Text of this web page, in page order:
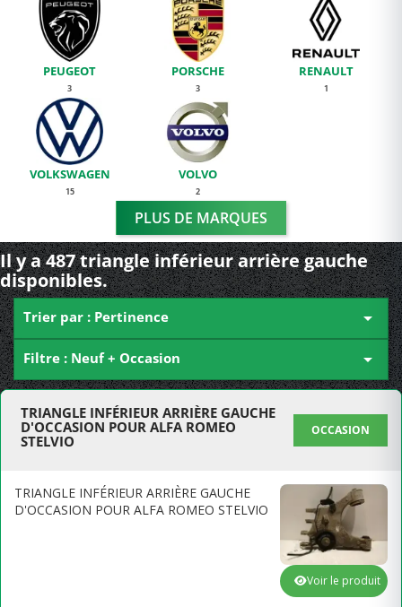
PEUGEOT
3
PORSCHE
3
RENAULT
1
VOLKSWAGEN
15
VOLVO
2
PLUS DE MARQUES
Il y a 487 triangle inférieur arrière gauche
disponibles.
Trier par : Pertinence 
Filtre : Neuf + Occasion 
TRIANGLE INFÉRIEUR ARRIÈRE GAUCHE
D'OCCASION POUR ALFA ROMEO
STELVIO
OCCASION
TRIANGLE INFÉRIEUR ARRIÈRE GAUCHE
D'OCCASION POUR ALFA ROMEO STELVIO
Voir le produit